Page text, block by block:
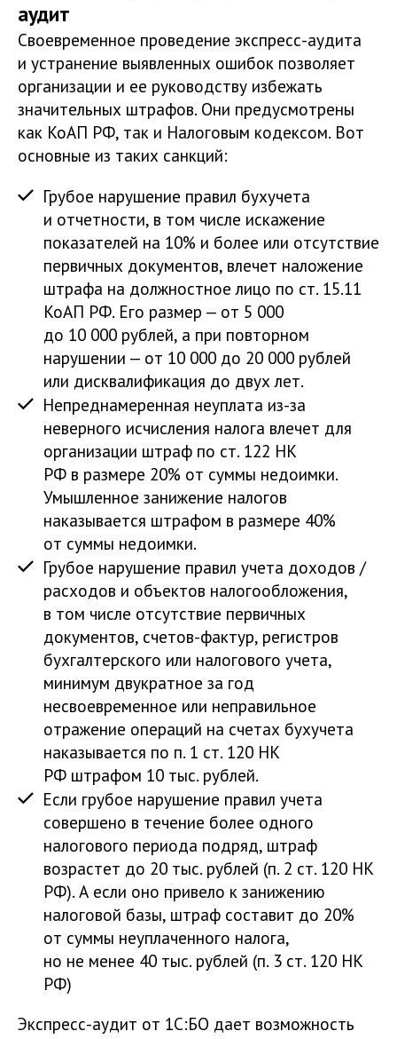
аудит
Своевременное проведение экспресс-аудита
и устранение выявленных ошибок позволяет
организации и ее руководству избежать
значительных штрафов. Они предусмотрены
как КоАП РФ, так и Налоговым кодексом. Вот
основные из таких санкций:
Грубое нарушение правил бухучета
и отчетности, в том числе искажение
показателей на 10% и более или отсутствие
первичных документов, влечет наложение
штрафа на должностное лицо по ст. 15.11
КоАП РФ. Его размер — от 5 000
до 10 000 рублей, а при повторном
нарушении — от 10 000 до 20 000 рублей
или дисквалификация до двух лет.
Непреднамеренная неуплата из-за
неверного исчисления налога влечет для
организации штраф по ст. 122 НК
РФ в размере 20% от суммы недоимки.
Умышленное занижение налогов
наказывается штрафом в размере 40%
от суммы недоимки.
Грубое нарушение правил учета доходов /
расходов и объектов налогообложения,
в том числе отсутствие первичных
документов, счетов-фактур, регистров
бухгалтерского или налогового учета,
минимум двукратное за год
несвоевременное или неправильное
отражение операций на счетах бухучета
наказывается по п. 1 ст. 120 НК
РФ штрафом 10 тыс. рублей.
Если грубое нарушение правил учета
совершено в течение более одного
налогового периода подряд, штраф
возрастет до 20 тыс. рублей (п. 2 ст. 120 НК
РФ). А если оно привело к занижению
налоговой базы, штраф составит до 20%
от суммы неуплаченного налога,
но не менее 40 тыс. рублей (п. 3 ст. 120 НК
РФ)
Экспресс-аудит от 1С:БО дает возможность